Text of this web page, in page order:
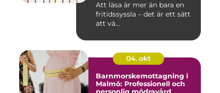
Att läsa är mer än bara en
fritidssyssla – det är ett sätt
att vä...
04. okt
Barnmorskemottagning i
Malmö: Professionell och